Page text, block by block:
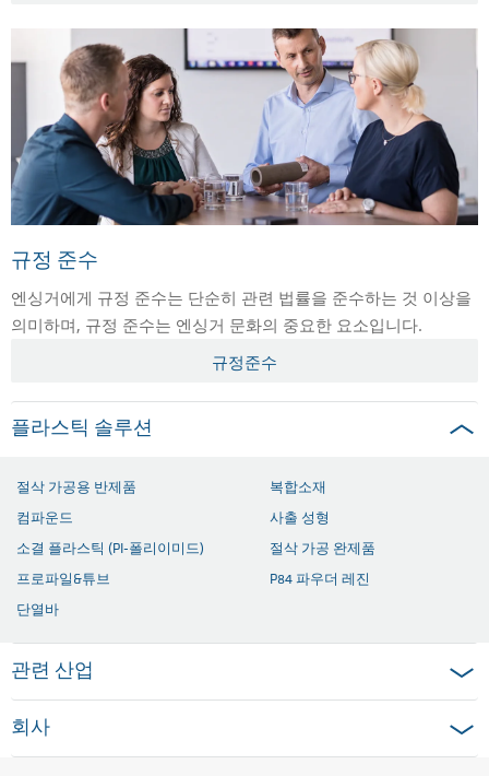
규정 준수
엔싱거에게 규정 준수는 단순히 관련 법률을 준수하는 것 이상을
의미하며, 규정 준수는 엔싱거 문화의 중요한 요소입니다.
규정준수
플라스틱 솔루션
절삭 가공용 반제품
컴파운드
소결 플라스틱 (PI-폴리이미드)
프로파일&튜브
복합소재
사출 성형
절삭 가공 완제품
P84 파우더 레진
단열바
관련 산업
회사